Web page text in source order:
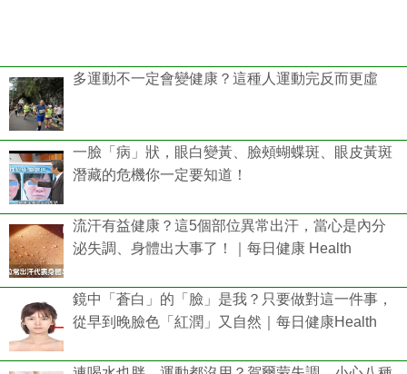
多運動不一定會變健康？這種人運動完反而更虛
一臉「病」狀，眼白變黃、臉頰蝴蝶斑、眼皮黃斑
潛藏的危機你一定要知道！
流汗有益健康？這5個部位異常出汗，當心是內分
泌失調、身體出大事了！｜每日健康 Health
鏡中「蒼白」的「臉」是我？只要做對這一件事，
從早到晚臉色「紅潤」又自然｜每日健康Health